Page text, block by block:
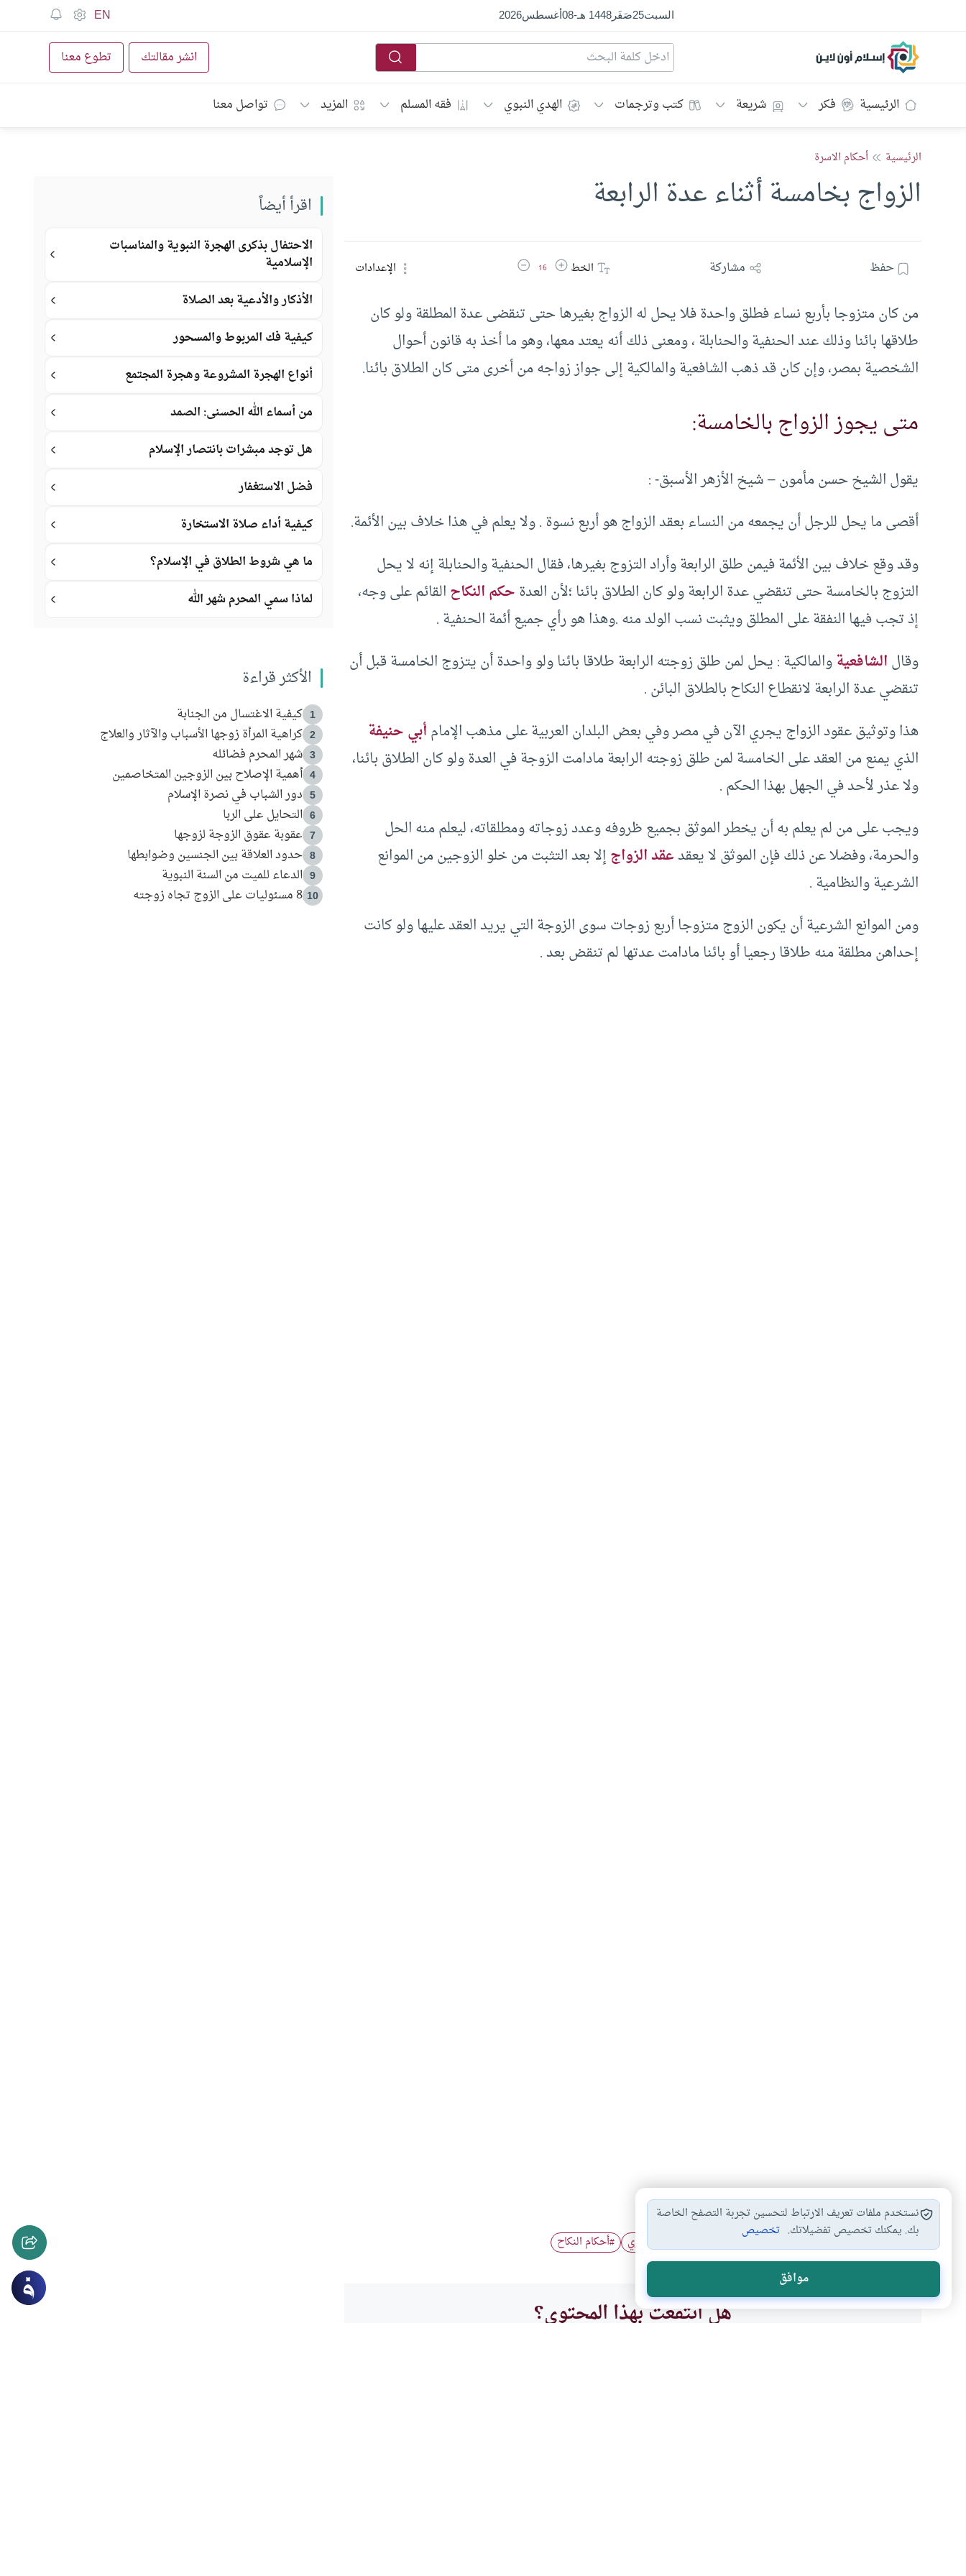
السبت25صَفَر1448 هـ -
08أغسطس2026
EN
إسلام أون لاين انشر مقالتك تطوع معنا
الرئيسية فكر شريعة كتب وترجمات الهدي النبوي فقه المسلم المزيد تواصل معنا
الرئيسية أحكام الاسرة
الزواج بخامسة أثناء عدة الرابعة
حفظ مشاركة الخطزيادة حجم الخط
16 تقليل حجم الخط الإعدادات
من كان متزوجا بأربع نساء فطلق واحدة فلا يحل له الزواج بغيرها حتى تنقضى عدة المطلقة ولو كان
طلاقها بائنا وذلك عند الحنفية والحنابلة ، ومعنى ذلك أنه يعتد معها، وهو ما أخذ به قانون أحوال
الشخصية بمصر، وإن كان قد ذهب الشافعية والمالكية إلى جواز زواجه من أخرى متى كان الطلاق بائنا.
متى يجوز الزواج بالخامسة:
يقول الشيخ حسن مأمون – شيخ الأزهر الأسبق- :
أقصى ما يحل للرجل أن يجمعه من النساء بعقد الزواج هو أربع نسوة . ولا يعلم في هذا خلاف بين الأئمة.
وقد وقع خلاف بين الأئمة فيمن طلق الرابعة وأراد التزوج بغيرها، فقال الحنفية والحنابلة إنه لا يحل
التزوج بالخامسة حتى تنقضي عدة الرابعة ولو كان الطلاق بائنا ؛لأن العدةحكم النكاحالقائم على وجه،
إذ تجب فيها النفقة على المطلق ويثبت نسب الولد منه .وهذا هو رأي جميع أئمة الحنفية .
وقالالشافعيةوالمالكية : يحل لمن طلق زوجته الرابعة طلاقا بائنا ولو واحدة أن يتزوج الخامسة قبل أن
تنقضي عدة الرابعة لانقطاع النكاح بالطلاق البائن .
هذا وتوثيق عقود الزواج يجري الآن في مصر وفي بعض البلدان العربية على مذهب الإمامأبي حنيفة
الذي يمنع من العقد على الخامسة لمن طلق زوجته الرابعة مادامت الزوجة في العدة ولو كان الطلاق بائنا،
ولا عذر لأحد في الجهل بهذا الحكم .
ويجب على من لم يعلم به أن يخطر الموثق بجميع ظروفه وعدد زوجاته ومطلقاته، ليعلم منه الحل
والحرمة، وفضلا عن ذلك فإن الموثق لا يعقدعقد الزواجإلا بعد التثبت من خلو الزوجين من الموانع
الشرعية والنظامية .
ومن الموانع الشرعية أن يكون الزوج متزوجا أربع زوجات سوى الزوجة التي يريد العقد عليها ولو كانت
إحداهن مطلقة منه طلاقا رجعيا أو بائنا مادامت عدتها لم تنقض بعد .
اركان الزواج الزواج السري #أحكام النكاح
هل انتفعت بهذا المحتوى؟
اقرأ أيضاً
الاحتفال بذكرى الهجرة النبوية والمناسبات
الإسلامية
الأذكار والأدعية بعد الصلاة
كيفية فك المربوط والمسحور
أنواع الهجرة المشروعة وهجرة المجتمع
من أسماء الله الحسنى: الصمد
هل توجد مبشرات بانتصار الإسلام
فضل الاستغفار
كيفية أداء صلاة الاستخارة
ما هي شروط الطلاق في الإسلام؟
لماذا سمي المحرم شهر الله
الأكثر قراءة
1 كيفية الاغتسال من الجنابة
2 كراهية المرأة زوجها الأسباب والآثار والعلاج
3 شهر المحرم فضائله
4 أهمية الإصلاح بين الزوجين المتخاصمين
5 دور الشباب في نصرة الإسلام
6 التحايل على الربا
7 عقوبة عقوق الزوجة لزوجها
8 حدود العلاقة بين الجنسين وضوابطها
9 الدعاء للميت من السنة النبوية
10 8 مسئوليات على الزوج تجاه زوجته
نستخدم ملفات تعريف الارتباط لتحسين تجربة التصفح الخاصة
بك. يمكنك تخصيص تفضيلاتك. تخصيص
موافق